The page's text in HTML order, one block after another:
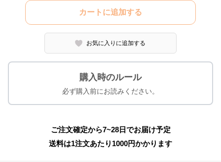
カートに追加する
お気に入りに追加する
購入時のルール
必ず購入前にお読みください。
ご注文確定から7~28日でお届け予定
送料は1注文あたり 1000円かかります